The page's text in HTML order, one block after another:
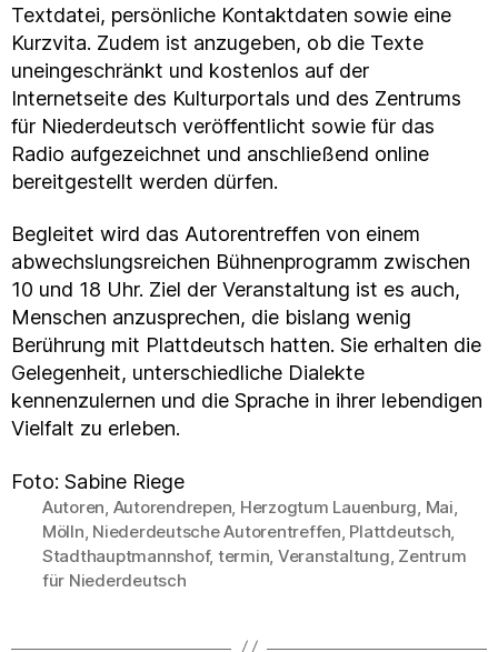
Textdatei, persönliche Kontaktdaten sowie eine
Kurzvita. Zudem ist anzugeben, ob die Texte
uneingeschränkt und kostenlos auf der
Internetseite des Kulturportals und des Zentrums
für Niederdeutsch veröffentlicht sowie für das
Radio aufgezeichnet und anschließend online
bereitgestellt werden dürfen.
Begleitet wird das Autorentreffen von einem
abwechslungsreichen Bühnenprogramm zwischen
10 und 18 Uhr. Ziel der Veranstaltung ist es auch,
Menschen anzusprechen, die bislang wenig
Berührung mit Plattdeutsch hatten. Sie erhalten die
Gelegenheit, unterschiedliche Dialekte
kennenzulernen und die Sprache in ihrer lebendigen
Vielfalt zu erleben.
Foto: Sabine Riege
Schlagwörter
Autoren, Autorendrepen, Herzogtum Lauenburg, Mai,
Mölln, Niederdeutsche Autorentreffen, Plattdeutsch,
Stadthauptmannshof, termin, Veranstaltung, Zentrum
für Niederdeutsch